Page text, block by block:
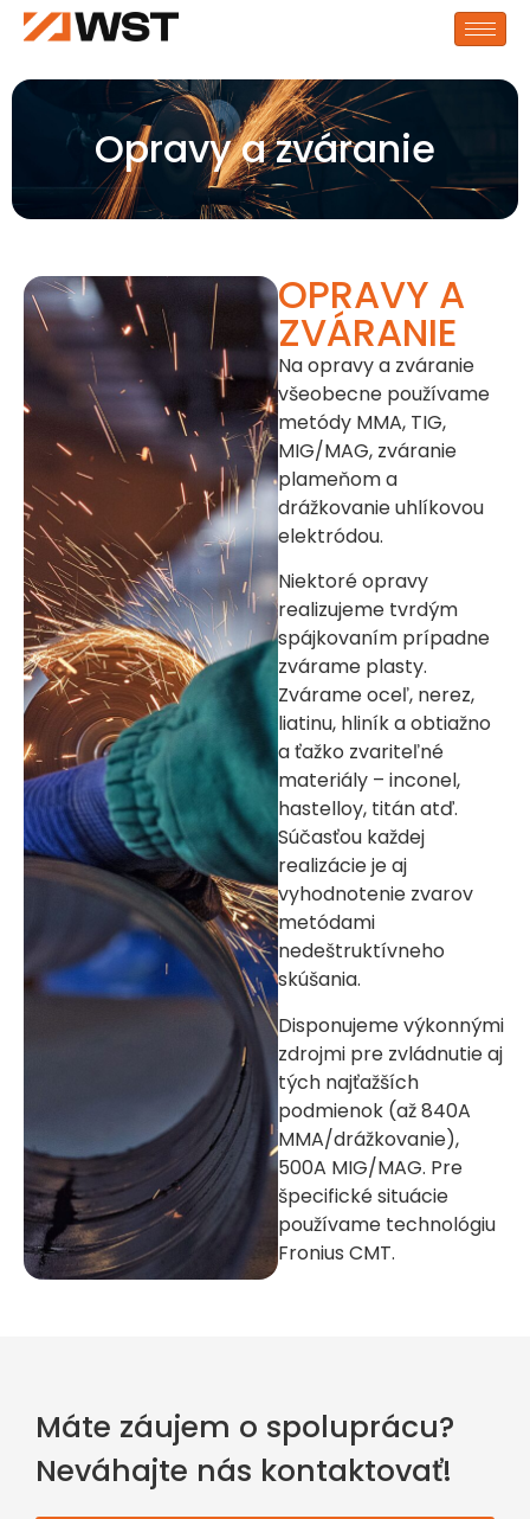
Opravy a zváranie
OPRAVY A
ZVÁRANIE
Na opravy a zváranie
všeobecne používame
metódy MMA, TIG,
MIG/MAG, zváranie
plameňom a
drážkovanie uhlíkovou
elektródou.
Niektoré opravy
realizujeme tvrdým
spájkovaním prípadne
zvárame plasty.
Zvárame oceľ, nerez,
liatinu, hliník a obtiažno
a ťažko zvariteľné
materiály – inconel,
hastelloy, titán atď.
Súčasťou každej
realizácie je aj
vyhodnotenie zvarov
metódami
nedeštruktívneho
skúšania.
Disponujeme výkonnými
zdrojmi pre zvládnutie aj
tých najťažších
podmienok (až 840A
MMA/drážkovanie),
500A MIG/MAG. Pre
špecifické situácie
používame technológiu
Fronius CMT.
Máte záujem o spoluprácu?
Neváhajte nás kontaktovať!